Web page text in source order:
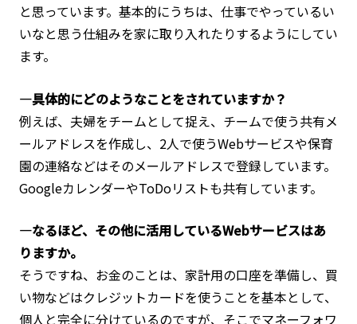
と思っています。基本的にうちは、仕事でやっているい
いなと思う仕組みを家に取り入れたりするようにしてい
ます。
―具体的にどのようなことをされていますか？
例えば、夫婦をチームとして捉え、チームで使う共有メ
ールアドレスを作成し、2人で使うWebサービスや保育
園の連絡などはそのメールアドレスで登録しています。
GoogleカレンダーやToDoリストも共有しています。
―なるほど、その他に活用しているWebサービスはあ
りますか。
そうですね、お金のことは、家計用の口座を準備し、買
い物などはクレジットカードを使うことを基本として、
個人と完全に分けているのですが、そこでマネーフォワ